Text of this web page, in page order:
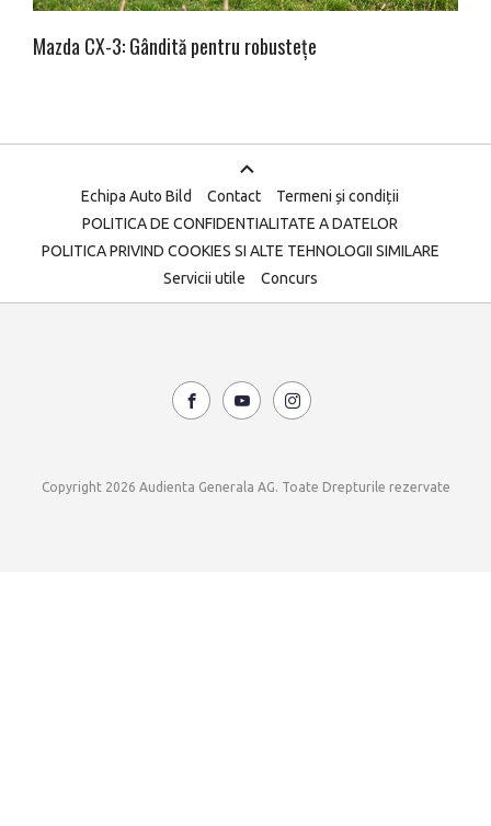
Mazda CX-3: Gândită pentru robustețe
Echipa Auto Bild Contact
Termeni și condiții
POLITICA DE CONFIDENTIALITATE A DATELOR
POLITICA PRIVIND COOKIES SI ALTE TEHNOLOGII SIMILARE
Servicii utile
Concurs
Copyright 2026 Audienta Generala AG. Toate Drepturile rezervate